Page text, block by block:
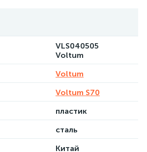
VLS040505
Voltum
Voltum
Voltum S70
пластик
сталь
Китай